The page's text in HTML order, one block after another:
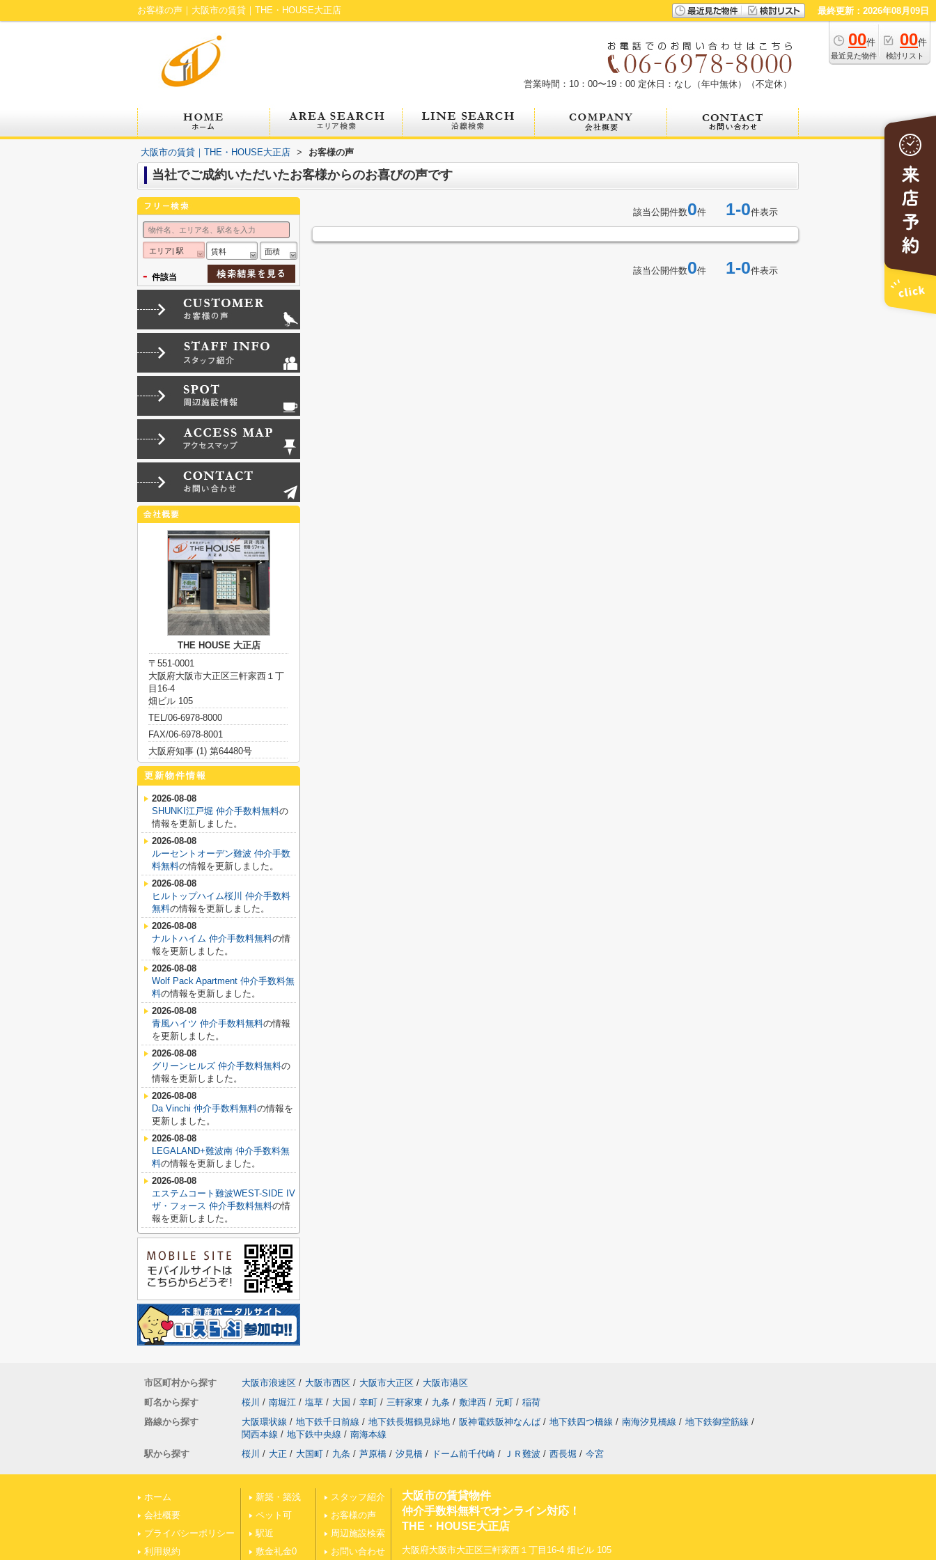
お客様の声｜大阪市の賃貸｜THE・HOUSE大正店 最終更新：2026年08月09日
00件
最近見た物件
00件
検討リスト
営業時間：10：00〜19：00 定休日：なし（年中無休）（不定休）
大阪市の賃貸｜THE・HOUSE大正店 > お客様の声
当社でご成約いただいたお客様からのお喜びの声です
該当公開件数0件 1-0件表示
該当公開件数0件 1-0件表示
エリア| 駅 賃料 面積
- 件該当
THE HOUSE 大正店
〒551-0001
大阪府大阪市大正区三軒家西１丁
目16-4
畑ビル 105
TEL/06-6978-8000
FAX/06-6978-8001
大阪府知事 (1) 第64480号
更新物件情報
2026-08-08
SHUNKI江戸堀 仲介手数料無料の
情報を更新しました。
2026-08-08
ルーセントオーデン難波 仲介手数
料無料の情報を更新しました。
2026-08-08
ヒルトップハイム桜川 仲介手数料
無料の情報を更新しました。
2026-08-08
ナルトハイム 仲介手数料無料の情
報を更新しました。
2026-08-08
Wolf Pack Apartment 仲介手数料無
料の情報を更新しました。
2026-08-08
青風ハイツ 仲介手数料無料の情報
を更新しました。
2026-08-08
グリーンヒルズ 仲介手数料無料の
情報を更新しました。
2026-08-08
Da Vinchi 仲介手数料無料の情報を
更新しました。
2026-08-08
LEGALAND+難波南 仲介手数料無
料の情報を更新しました。
2026-08-08
エステムコート難波WEST-SIDE IV
ザ・フォース 仲介手数料無料の情
報を更新しました。
市区町村から探す 大阪市浪速区 / 大阪市西区 / 大阪市大正区 / 大阪市港区
町名から探す
桜川 / 南堀江 / 塩草 / 大国 / 幸町 / 三軒家東 / 九条 / 敷津西 / 元町 / 稲荷
路線から探す
大阪環状線 / 地下鉄千日前線 / 地下鉄長堀鶴見緑地 / 阪神電鉄阪神なんば / 地下鉄四つ橋線 / 南海汐見橋線 / 地下鉄御堂筋線 /
関西本線 / 地下鉄中央線 / 南海本線
駅から探す
桜川 / 大正 / 大国町 / 九条 / 芦原橋 / 汐見橋 / ドーム前千代崎 / ＪＲ難波 / 西長堀 / 今宮
ホーム
会社概要
プライバシーポリシー
利用規約
新築・築浅
ペット可
駅近
敷金礼金0
スタッフ紹介
お客様の声
周辺施設検索
お問い合わせ
大阪市の賃貸物件
仲介手数料無料でオンライン対応！
THE・HOUSE大正店
大阪府大阪市大正区三軒家西１丁目16-4 畑ビル 105